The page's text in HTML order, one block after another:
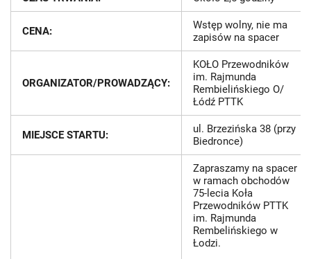
CENA:
Wstęp wolny, nie ma
zapisów na spacer
ORGANIZATOR/PROWADZĄCY:
KOŁO Przewodników
im. Rajmunda
Rembielińskiego O/
Łódź PTTK
MIEJSCE STARTU:
ul. Brzezińska 38 (przy
Biedronce)
Zapraszamy na spacer
w ramach obchodów
75-lecia Koła
Przewodników PTTK
im. Rajmunda
Rembelińskiego w
Łodzi.